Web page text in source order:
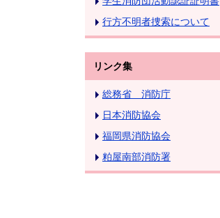
行方不明者捜索について
リンク集
総務省 消防庁
日本消防協会
福岡県消防協会
粕屋南部消防署